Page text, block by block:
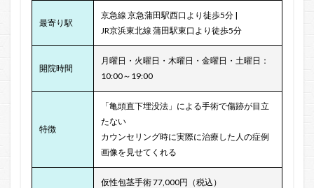
最寄り駅
京急線 京急蒲田駅西口より徒歩5分 |
JR京浜東北線 蒲田駅東口より徒歩5分
開院時間
月曜日・火曜日・木曜日・金曜日・土曜日：
10:00～19:00
特徴
「亀頭直下埋没法」による手術で傷跡が目立
たない
カウンセリング時に実際に治療した人の症例
画像を見せてくれる
仮性包茎手術 77,000円（税込）